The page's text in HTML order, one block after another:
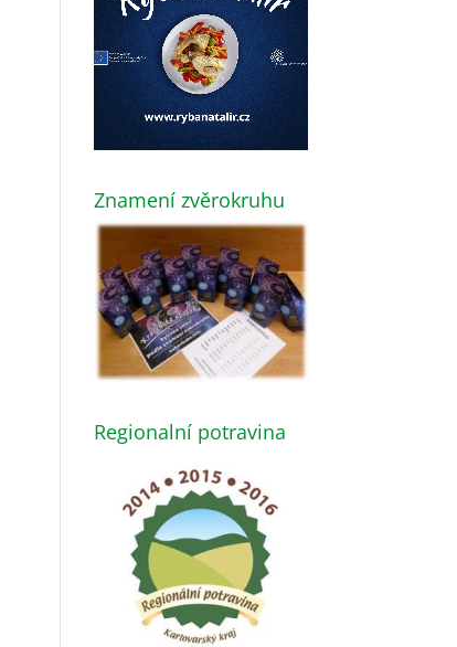
Znamení zvěrokruhu
Regionalní potravina